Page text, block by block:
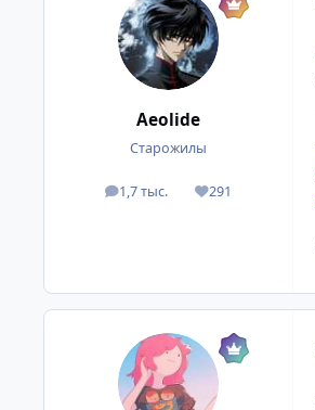
Aeolide
Старожилы
1,7 тыс.
посты 291
Репутация